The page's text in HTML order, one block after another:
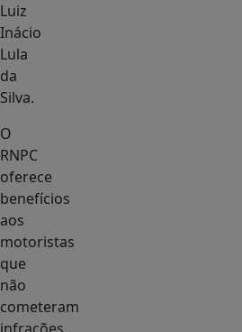
Luiz
Inácio
Lula
da
Silva.
O
RNPC
oferece
benefícios
aos
motoristas
que
não
cometeram